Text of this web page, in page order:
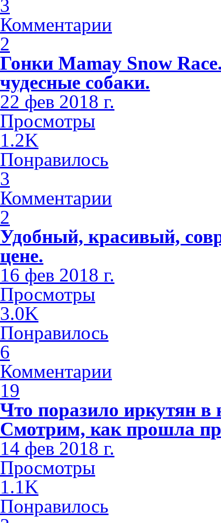
3
Комментарии
2
Гонки Mamay Snow
чудесные собаки.
22 фев 2018 г.
Просмотры
1.2K
Понравилось
3
Комментарии
2
Удобный, красивый,
цене.
16 фев 2018 г.
Просмотры
3.0K
Понравилось
6
Комментарии
19
Что поразило иркутян
Смотрим, как прошла
14 фев 2018 г.
Просмотры
1.1K
Понравилось